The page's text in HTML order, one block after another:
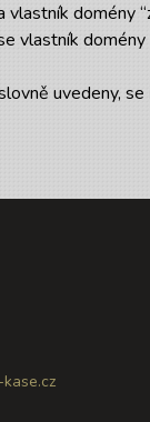
domény
uvedeny,